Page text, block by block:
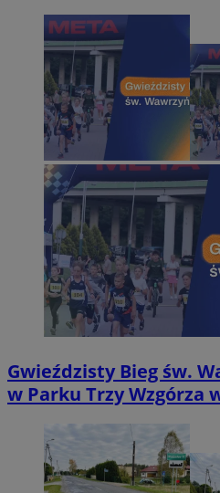
Gwieździsty Bieg św.
w Parku Trzy Wzgórza